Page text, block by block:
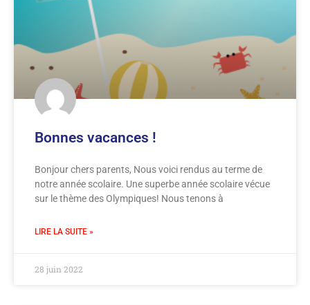
Bonnes vacances !
Bonjour chers parents, Nous voici rendus au terme de
notre année scolaire. Une superbe année scolaire vécue
sur le thème des Olympiques! Nous tenons à
LIRE LA SUITE »
28 juin 2022